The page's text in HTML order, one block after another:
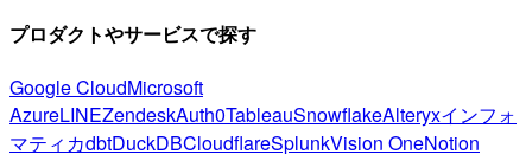
プロダクトやサービスで探す
Google CloudMicrosoft
AzureLINEZendeskAuth0TableauSnowflakeAlteryxインフォ
マティカdbtDuckDBCloudflareSplunkVision OneNotion